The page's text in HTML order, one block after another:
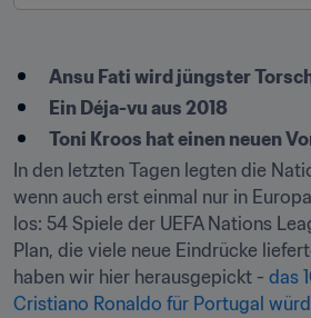
Ansu Fati wird jüngster
Ein Déja-vu aus 2018
Toni Kroos hat einen neuen
In den letzten Tagen legten die
wenn auch erst einmal nur in
los: 54 Spiele der UEFA Nations
Plan, die viele neue Eindrücke
haben wir hier herausgepickt - das
Cristiano Ronaldo für Portugal